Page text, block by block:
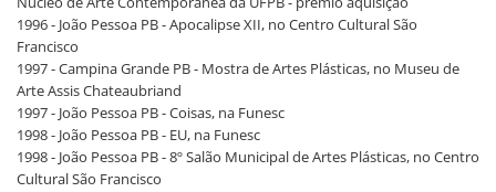
1996 - João Pessoa PB - Apocalipse XII, no Centro Cultural São
Francisco
1997 - Campina Grande PB - Mostra de Artes Plásticas, no Museu de
Arte Assis Chateaubriand
1997 - João Pessoa PB - Coisas, na Funesc
1998 - João Pessoa PB - EU, na Funesc
1998 - João Pessoa PB - 8º Salão Municipal de Artes Plásticas, no Centro
Cultural São Francisco